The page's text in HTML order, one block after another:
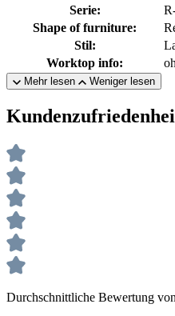
Serie:
Shape of furniture:
Stil:
Worktop info:
Mehr lesen Weniger lesen
Durchschnittliche Bewertung